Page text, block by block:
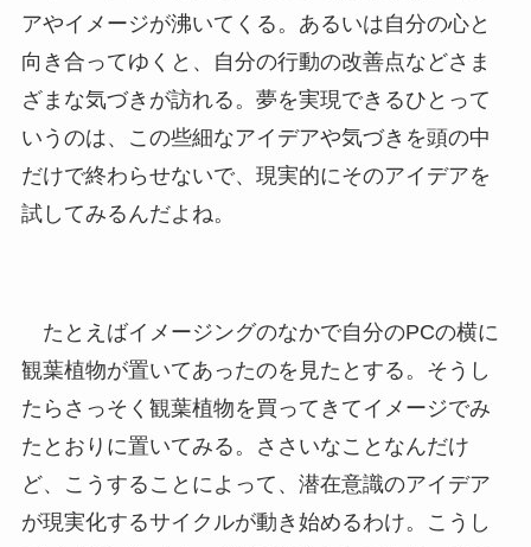
アやイメージが沸いてくる。あるいは自分の心と
向き合ってゆくと、自分の行動の改善点などさま
ざまな気づきが訪れる。夢を実現できるひとって
いうのは、この些細なアイデアや気づきを頭の中
だけで終わらせないで、現実的にそのアイデアを
試してみるんだよね。
たとえばイメージングのなかで自分のPCの横に
観葉植物が置いてあったのを見たとする。そうし
たらさっそく観葉植物を買ってきてイメージでみ
たとおりに置いてみる。ささいなことなんだけ
ど、こうすることによって、潜在意識のアイデア
が現実化するサイクルが動き始めるわけ。こうし